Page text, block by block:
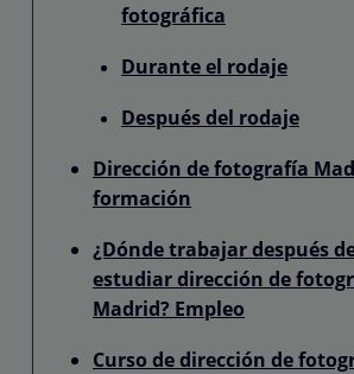
fotográfica
Durante el rodaje
Después del rodaje
Dirección de fotografía
formación
¿Dónde trabajar después
estudiar dirección de
Madrid? Empleo
Curso de dirección de